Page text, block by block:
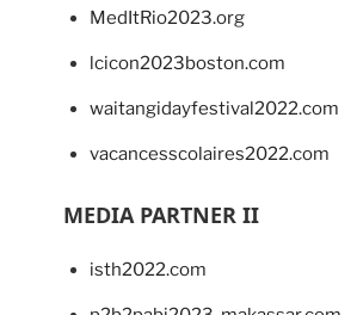
MedItRio2023.org
lcicon2023boston.com
waitangidayfestival2022.com
vacancesscolaires2022.com
MEDIA PARTNER II
isth2022.com